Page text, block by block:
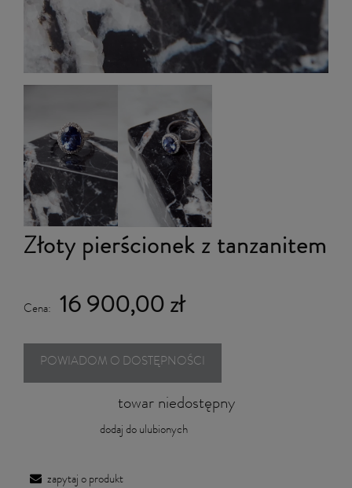
Złoty pierścionek z tanzanitem
Cena: 16 900,00 zł
POWIADOM O DOSTĘPNOŚCI
towar niedostępny
dodaj do ulubionych
zapytaj o produkt